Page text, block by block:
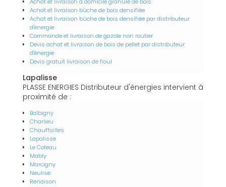
Achat et livraison bûche de bois densifiée
Achat et livraison bûche de bois densifiée par distributeur
d'énergie
Commande et livraison de gazole non routier
Devis achat et livraison de bois de pellet par distributeur
d'énergie
Devis gratuit livraison de fioul
Lapalisse
PLASSE ENERGIES Distributeur d'énergies intervient à
proximité de :
Balbigny
Charlieu
Chauffailles
Lapalisse
Le Coteau
Mably
Marcigny
Neulise
Renaison